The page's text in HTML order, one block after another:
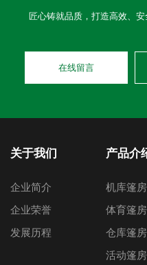
匠心铸就品质，打造高效、
在线留言
关于我们
企业简介
企业荣誉
发展历程
产品介
机库篷房
体育篷房
仓库篷房
活动篷房